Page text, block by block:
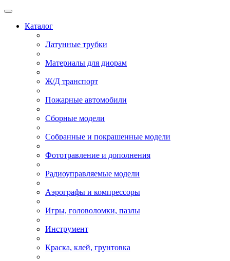
Каталог
Латунные трубки
Материалы для диорам
Ж/Д транспорт
Пожарные автомобили
Сборные модели
Собранные и покрашенные модели
Фототравление и дополнения
Радиоуправляемые модели
Аэрографы и компрессоры
Игры, головоломки, пазлы
Инструмент
Краска, клей, грунтовка